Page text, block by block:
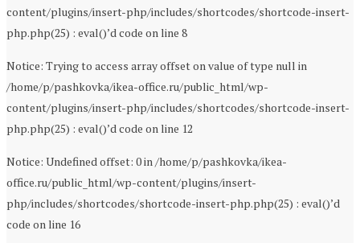
content/plugins/insert-php/includes/shortcodes/shortcode-insert-
php.php(25) : eval()’d code on line 8
Notice: Trying to access array offset on value of type null in
/home/p/pashkovka/ikea-office.ru/public_html/wp-
content/plugins/insert-php/includes/shortcodes/shortcode-insert-
php.php(25) : eval()’d code on line 12
Notice: Undefined offset: 0 in /home/p/pashkovka/ikea-
office.ru/public_html/wp-content/plugins/insert-
php/includes/shortcodes/shortcode-insert-php.php(25) : eval()’d
code on line 16